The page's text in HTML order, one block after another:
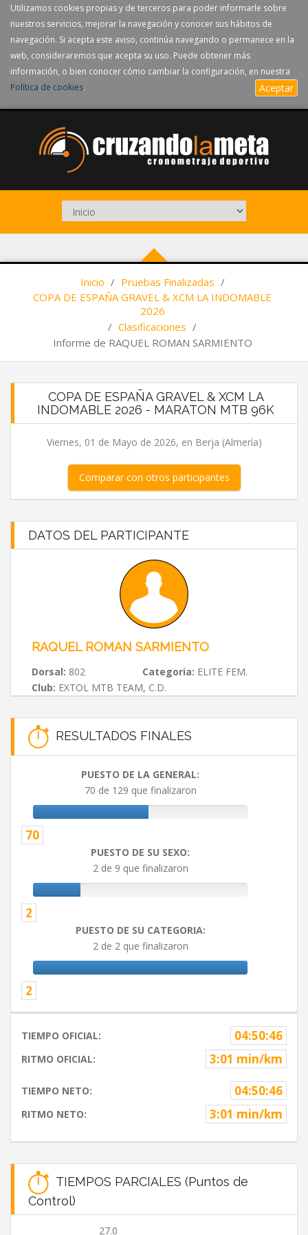
Utilizamos cookies propias y de terceros para poder informarle sobre
nuestros servicios, mejorar la navegación y conocer sus hábitos de
navegación. Si acepta este aviso, continúa navegando o permanece en la
web, consideraremos que acepta su uso. Puede obtener más
información, o bien conocer cómo cambiar la configuración, en nuestra
Política de cookies. Aceptar
Inicio / Pruebas Finalizadas /
COPA DE ESPAÑA GRAVEL & XCM LA INDOMABLE
2026
/ Clasificaciones /
Informe de RAQUEL ROMAN SARMIENTO
COPA DE ESPAÑA GRAVEL & XCM LA
INDOMABLE 2026 - MARATON MTB 96K
Viernes, 01 de Mayo de 2026, en Berja (Almería)
Comparar con otros participantes
DATOS DEL PARTICIPANTE
RAQUEL ROMAN SARMIENTO
Dorsal: 802 Categoria: ELITE FEM.
Club: EXTOL MTB TEAM, C.D.
RESULTADOS FINALES
PUESTO DE LA GENERAL:
70 de 129 que finalizaron
70
PUESTO DE SU SEXO:
2 de 9 que finalizaron
2
PUESTO DE SU CATEGORIA:
2 de 2 que finalizaron
2
TIEMPO OFICIAL: 04:50:46
RITMO OFICIAL: 3:01 min/km
TIEMPO NETO: 04:50:46
RITMO NETO: 3:01 min/km
TIEMPOS PARCIALES (Puntos de
Control)
27.0